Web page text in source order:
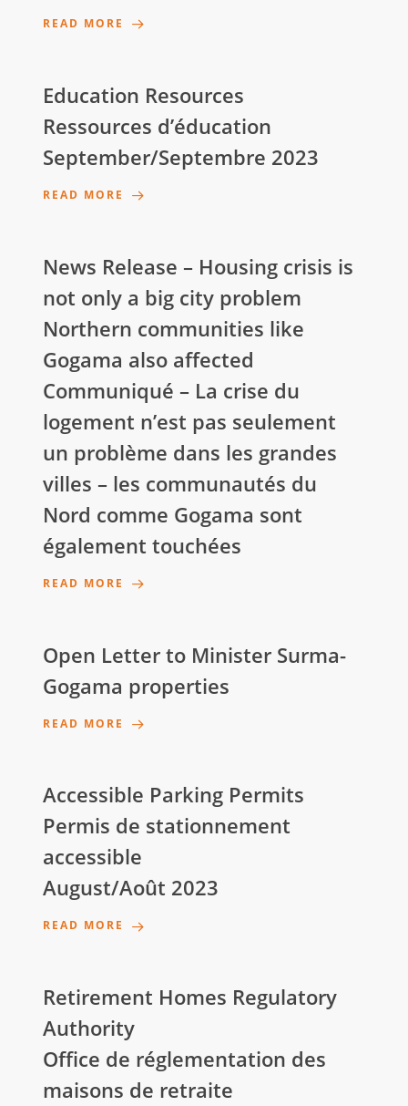
READ MORE
Education Resources
Ressources d’éducation
September/Septembre 2023
READ MORE
News Release – Housing crisis is
not only a big city problem
Northern communities like
Gogama also affected
Communiqué – La crise du
logement n’est pas seulement
un problème dans les grandes
villes – les communautés du
Nord comme Gogama sont
également touchées
READ MORE
Open Letter to Minister Surma-
Gogama properties
READ MORE
Accessible Parking Permits
Permis de stationnement
accessible
August/Août 2023
READ MORE
Retirement Homes Regulatory
Authority
Office de réglementation des
maisons de retraite